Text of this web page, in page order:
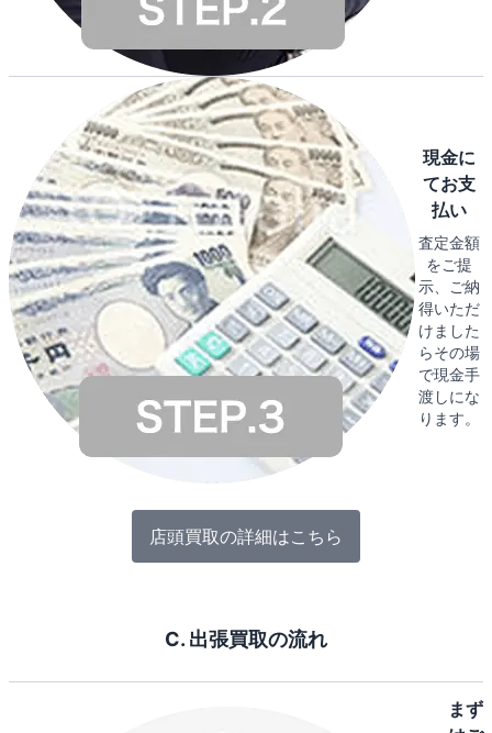
現金に
てお支
払い
査定金額
をご提
示、ご納
得いただ
けました
らその場
で現金手
渡しにな
ります。
店頭買取の詳細はこちら
C. 出張買取の流れ
まず